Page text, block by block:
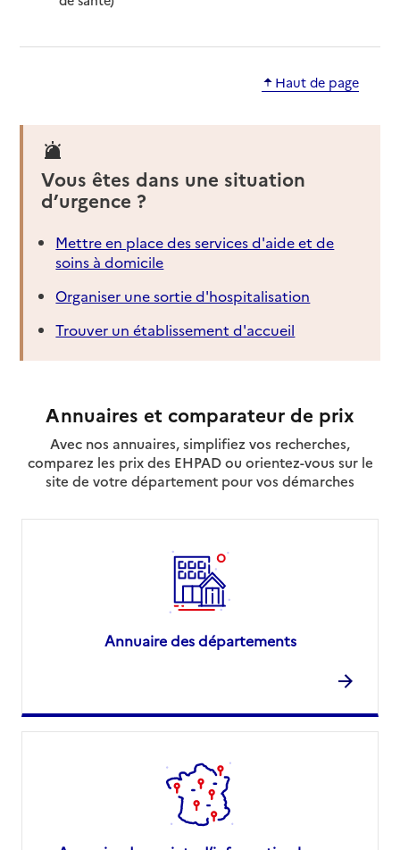
Haut de page
Vous êtes dans une situation
d’urgence ?
Mettre en place des services d'aide et de
soins à domicile
Organiser une sortie d'hospitalisation
Trouver un établissement d'accueil
Annuaires et comparateur de prix
Avec nos annuaires, simplifiez vos recherches,
comparez les prix des EHPAD ou orientez-vous sur le
site de votre département pour vos démarches
Annuaire des départements